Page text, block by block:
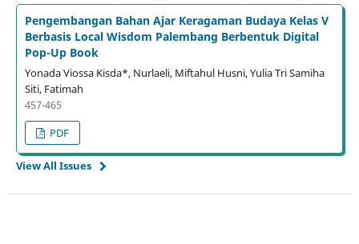
Pengembangan Bahan Ajar Keragaman Budaya Kelas V
Berbasis Local Wisdom Palembang Berbentuk Digital
Pop-Up Book
Yonada Viossa Kisda*, Nurlaeli, Miftahul Husni, Yulia Tri Samiha
Siti, Fatimah
457-465
PDF
View All Issues